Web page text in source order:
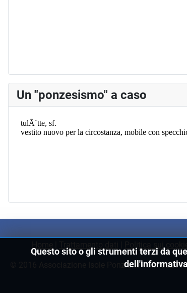
Un "ponzesismo" a caso
© 2016 Associazione Isole Ponziane - C.F.
Questo sito o gli strumenti terzi da